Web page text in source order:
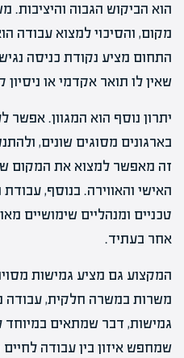
הוא הביקוש הגבוה והיציבות.
מקום, והסיכוי למצוא עבודה
התחום מציע נקודת כניסה
שאין לו תואר אקדמי או ניסיון
יתרון נוסף הוא המגוון. אפשר
בארגונים מסוגים שונים,
זה מאפשר למצוא את המקום
האישי והאווירה. בנוסף,
טכניים ומנהליים שימושיים
אחר בעתיד.
המקצוע גם מציע גמישות
משרות במשרה חלקית, עבודה
גמישות, דבר שמתאים במיוחד
שמחפש איזון בין עבודה לחיים